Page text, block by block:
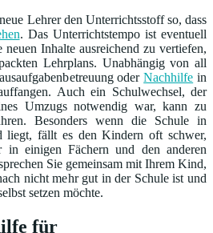
Lehrer den Unterrichtsstoff so, dass
. Das Unterrichtstempo ist eventuell
Inhalte ausreichend zu vertiefen,
Lehrplans. Unabhängig von all
oderNachhilfe in
Auch ein Schulwechsel, der
Umzugs notwendig war, kann zu
Besonders wenn die Schule in
liegt, fällt es den Kindern oft schwer,
einigen Fächern und den anderen
Sie gemeinsam mit Ihrem Kind,
nicht mehr gut in der Schule ist und
setzen möchte.
für